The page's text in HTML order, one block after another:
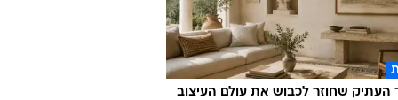
העתיק שחוזר לכבוש את עולם העיצוב